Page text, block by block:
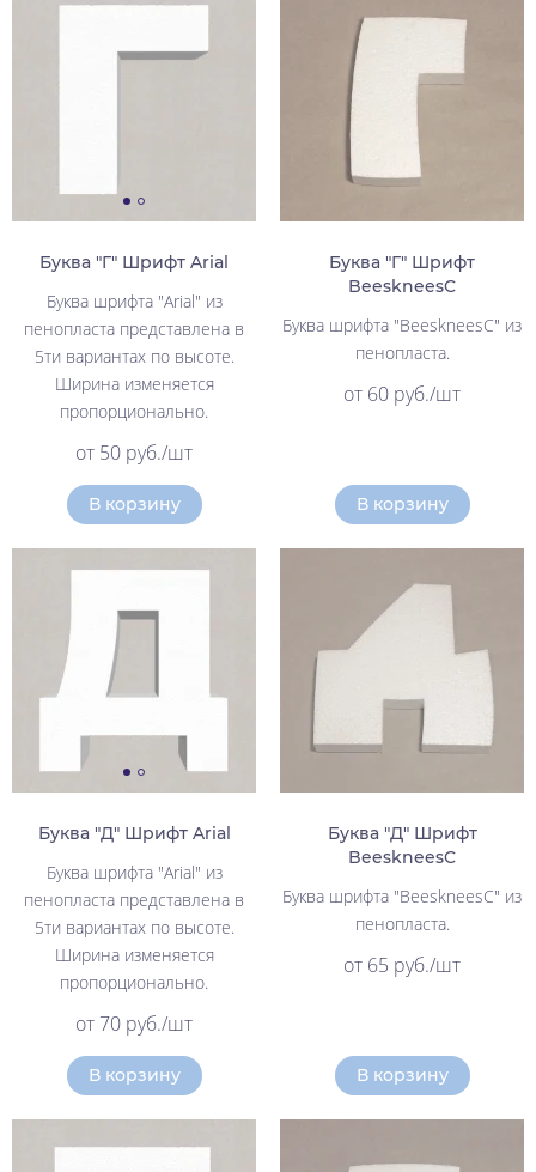
Буква "Г" Шрифт Arial
Буква шрифта "Arial" из
пенопласта представлена в
5ти вариантах по высоте.
Ширина изменяется
пропорционально.
от 50 руб./шт
В корзину
Буква "Г" Шрифт
BeeskneesC
Буква шрифта "BeeskneesC" из
пенопласта.
от 60 руб./шт
В корзину
Буква "Д" Шрифт Arial
Буква шрифта "Arial" из
пенопласта представлена в
5ти вариантах по высоте.
Ширина изменяется
пропорционально.
от 70 руб./шт
В корзину
Буква "Д" Шрифт
BeeskneesC
Буква шрифта "BeeskneesC" из
пенопласта.
от 65 руб./шт
В корзину